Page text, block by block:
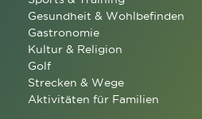
Gesundheit & Wohlbefinden
Gastronomie
Kultur & Religion
Golf
Strecken & Wege
Aktivitäten für Familien